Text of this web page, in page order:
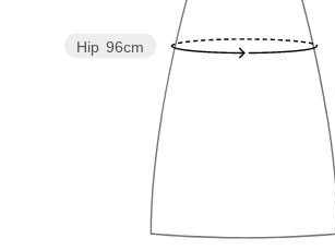
Hip 96cm